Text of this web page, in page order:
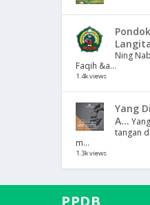
Ning
Faqih &a...
1.4k views
Yang
A...
tangan
m...
1.3k views
PPDB